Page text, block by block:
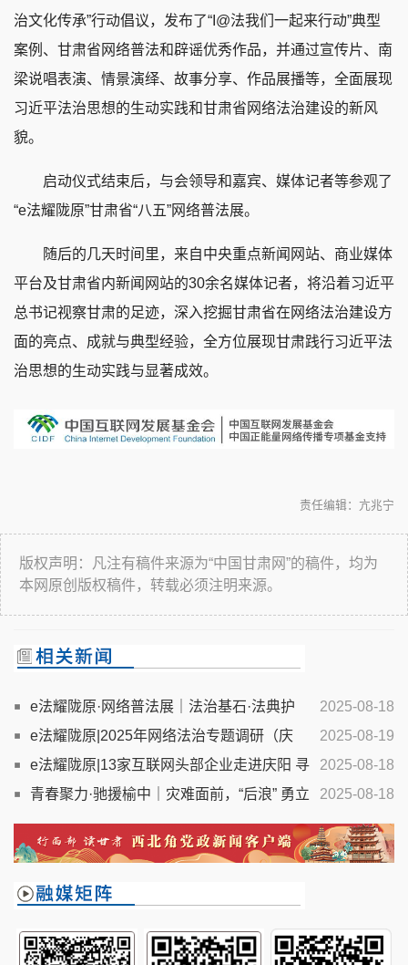
治文化传承”行动倡议，发布了“I@法我们一起来行动”典型
案例、甘肃省网络普法和辟谣优秀作品，并通过宣传片、南
梁说唱表演、情景演绎、故事分享、作品展播等，全面展现
习近平法治思想的生动实践和甘肃省网络法治建设的新风
貌。
启动仪式结束后，与会领导和嘉宾、媒体记者等参观了
“e法耀陇原”甘肃省“八五”网络普法展。
随后的几天时间里，来自中央重点新闻网站、商业媒体
平台及甘肃省内新闻网站的30余名媒体记者，将沿着习近平
总书记视察甘肃的足迹，深入挖掘甘肃省在网络法治建设方
面的亮点、成就与典型经验，全方位展现甘肃践行习近平法
治思想的生动实践与显著成效。
责任编辑：亢兆宁
版权声明：凡注有稿件来源为“中国甘肃网”的稿件，均为
本网原创版权稿件，转载必须注明来源。
2025-08-18
e法耀陇原·网络普法展｜法治基石·法典护
航-中国网络法治建设30年
2025-08-19
e法耀陇原|2025年网络法治专题调研（庆
阳）座谈会召开
2025-08-18
e法耀陇原|13家互联网头部企业走进庆阳 寻
求算力加持合作共赢
2025-08-18
青春聚力·驰援榆中｜灾难面前，“后浪” 勇立
潮头——张惠玲用行动诠释大学生的责任与担当